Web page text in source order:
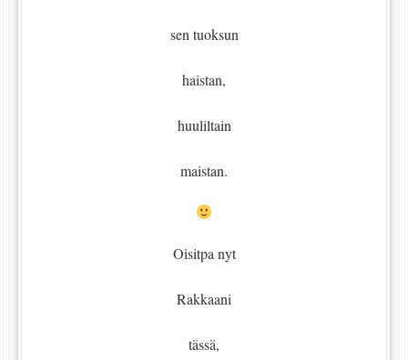
sen tuoksun
haistan,
huuliltain
maistan.
Oisitpa nyt
Rakkaani
tässä,